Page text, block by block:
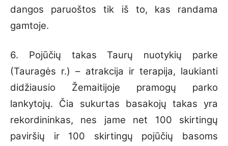
dangos paruoštos tik iš to, kas randama
gamtoje.
6. Pojūčių takas Taurų nuotykių parke
(Tauragės r.) – atrakcija ir terapija, laukianti
didžiausio Žemaitijoje pramogų parko
lankytojų. Čia sukurtas basakojų takas yra
rekordininkas, nes jame net 100 skirtingų
paviršių ir 100 skirtingų pojūčių basoms